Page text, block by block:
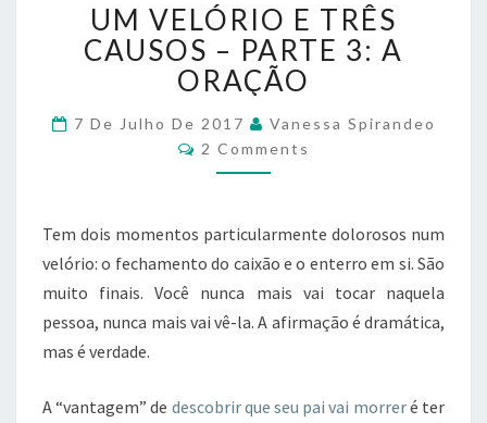
M
V
E
L
Ó
R
I
T
R
C
S
UM VELÓRIO E TRÊS
CAUSOS – PARTE 3: A
ORAÇÃO
7 De Julho De 2017
Vanessa Spirandeo
C
O
T
S
2 Comments
Tem dois momentos particularmente dolorosos num
velório: o fechamento do caixão e o enterro em si. São
muito finais. Você nunca mais vai tocar naquela
pessoa, nunca mais vai vê-la. A afirmação é dramática,
mas é verdade.
A “vantagem” de descobrir que seu pai vai morreré ter